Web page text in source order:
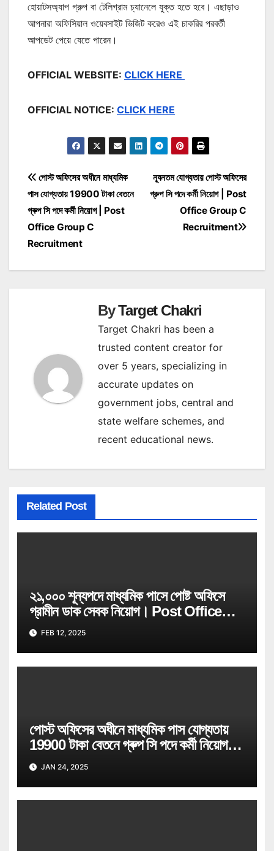
হোয়াটসঅ্যাপ গ্রুপ বা টেলিগ্রাম চ্যানেলে যুক্ত হতে হবে। এছাড়াও
আপনারা অফিসিয়াল ওয়েবসাইট ভিজিট করেও এই চাকরির পরবর্তী
আপডেট পেয়ে যেতে পারেন।
OFFICIAL WEBSITE: CLICK HERE
OFFICIAL NOTICE: CLICK HERE
Post
navigation
ন্যূনতম যোগ্যতায় পোস্ট অফিসের
গ্রুপ সি পদে কর্মী নিয়োগ | Post
Office Group C
Recruitment
পোস্ট অফিসের অধীনে মাধ্যমিক
পাস যোগ্যতায় 19900 টাকা বেতনে
গ্ৰুপ সি পদে কর্মী নিয়োগ | Post
Office Group C
Recruitment
ByTarget Chakri
Target Chakri has been a
trusted content creator for
over 5 years, specializing in
accurate updates on
government jobs, central and
state welfare schemes, and
recent educational news.
Related Post
২১,০০০ শূন্যপদে মাধ্যমিক পাসে পোষ্ট অফিসে
গ্রামীন ডাক সেবক নিয়োগ। Post Office
GDS Recruitment
FEB 12, 2025
পোস্ট অফিসের অধীনে মাধ্যমিক পাস যোগ্যতায়
19900 টাকা বেতনে গ্ৰুপ সি পদে কর্মী নিয়োগ |
Post Office Group C Recruitment
JAN 24, 2025